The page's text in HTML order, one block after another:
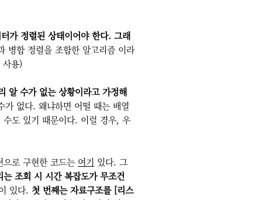
가 정렬된 상태이어야 한다. 그래
병합 정렬을 조합한 알고리즘 이라
용)
알 수가 없는 상황이라고 가정해
가 없다. 왜냐하면 어떨 때는 배열
도 있기 때문이다. 이럴 경우, 우
로 구현한 코드는 여기 있다. 그
조회 시 시간 복잡도가 무조건
있다. 첫 번째는 자료구조를 [리스